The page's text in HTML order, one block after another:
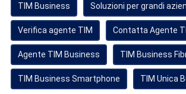
TIM Business Soluzioni per grandi
Verifica agente TIM Contatta Agente
Agente TIM Business TIM Business
TIM Business Smartphone TIM Unica